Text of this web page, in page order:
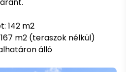
142 m2
m2 (teraszok nélkül)
álló